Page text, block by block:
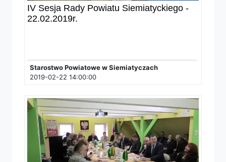
IV Sesja Rady Powiatu Siemiatyckiego -
22.02.2019r.
Starostwo Powiatowe w Siemiatyczach
2019-02-22 14:00:00